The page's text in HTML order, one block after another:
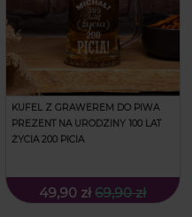
KUFEL Z GRAWEREM DO PIWA
PREZENT NA URODZINY 100 LAT
ŻYCIA 200 PICIA
49,90 zł 69,90 zł